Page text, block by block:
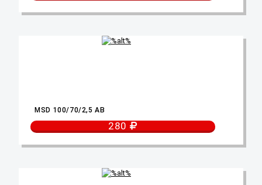
MSD 100/70/2,5 AB
280